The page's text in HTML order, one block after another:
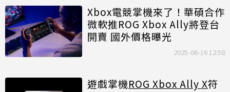
Xbox電競掌機來了！華碩合作
微軟推ROG Xbox Ally將登台
開賣 國外價格曝光
2025-06-16 12:58
遊戲掌機ROG Xbox Ally X符